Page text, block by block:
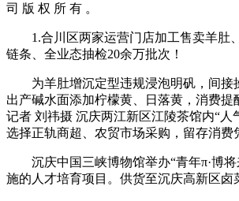
司 版 权 所 有 。
1.合川区两家运营门店加工售卖羊肚、
链条、全业态抽检20余万批次！
为羊肚增沉定型违规浸泡明矾，间接操
出产碱水面添加柠檬黄、日落黄，消费
记者 刘祎摄 沉庆两江新区江陵茶馆内“
选择正轨商超、农贸市场采购，留存消
沉庆中国三峡博物馆举办“青年π·博将
施的人才培育项目。供货至沉庆高新区卤